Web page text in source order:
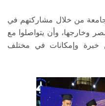
من خلال مشاركتهم في
وخارجها، وأن يتواصلوا مع
خبرة وإمكانات في مختلف